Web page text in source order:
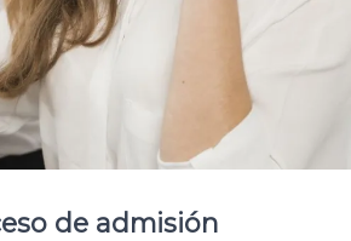
de admisión